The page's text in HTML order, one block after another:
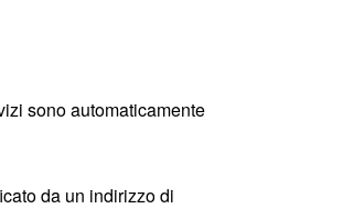
sono automaticamente
da un indirizzo di